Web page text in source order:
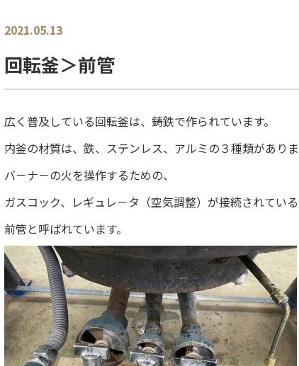
2021.05.13
回転釜＞前管
広く普及している回転釜は、鋳鉄で作られています。
内釜の材質は、鉄、ステンレス、アルミの３種類があり
バ－ナ－の火を操作するための、
ガスコック、レギュレ－タ（空気調整）が接続されてい
前管と呼ばれています。